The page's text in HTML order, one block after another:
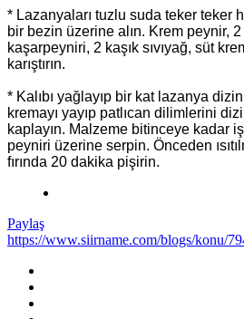
* Lazanyaları tuzlu suda teker teker
bir bezin üzerine alın. Krem peynir,
kaşarpeyniri, 2 kaşık sıvıyağ, süt
karıştırın.
* Kalıbı yağlayıp bir kat lazanya
kremayı yayıp patlıcan dilimlerini
kaplayın. Malzeme bitinceye kadar
peyniri üzerine serpin. Önceden
fırında 20 dakika pişirin.
Paylaş
https://www.siirname.com/blogs/konu/
*